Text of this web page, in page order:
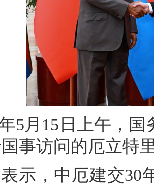
5月15日上午，
事访问的厄立特
示，中厄建交30